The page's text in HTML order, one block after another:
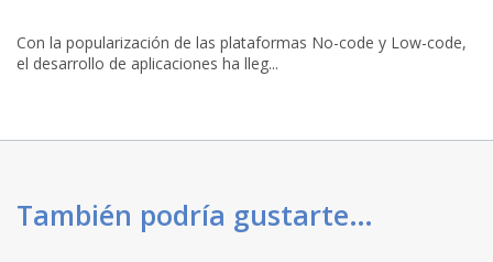
Con la popularización de las plataformas No-code y Low-code,
el desarrollo de aplicaciones ha lleg...
También podría gustarte…